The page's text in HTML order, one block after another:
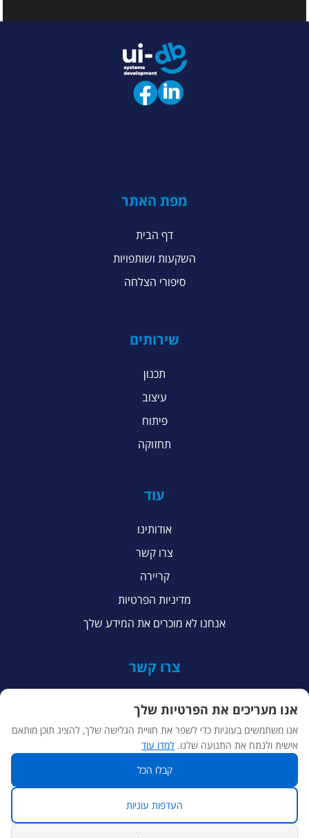
מפת האתר
דף הבית
השקעות ושותפויות
סיפורי הצלחה
שירותים
תכנון
עיצוב
פיתוח
תחזוקה
עוד
אודותינו
צרו קשר
קריירה
מדיניות הפרטיות
אנחנו לא מוכרים את המידע שלך
צרו קשר
+972 53-244-7103
04-656-2299
hello@ui-db.com
אנו מעריכים את הפרטיות שלך
אנו משתמשים בעוגיות כדי לשפר את חוויית הגלישה שלך, להציג תוכן מותאם
אישית ולנתח את התנועה שלנו. למדו עוד
קבלו הכל
העדפות עוגיות